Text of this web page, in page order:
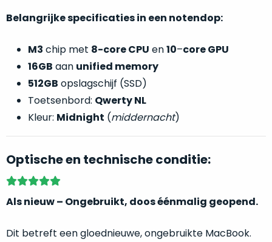
Belangrijke specificaties in een notendop:
M3 chip met 8-core CPU en10–core GPU
16GB aan unified memory
512GB opslagschijf (SSD)
Toetsenbord: Qwerty NL
Kleur: Midnight (middernacht)
Optische en technische conditie:
Als nieuw – Ongebruikt, doos éénmalig geopend.
Dit betreft een gloednieuwe, ongebruikte MacBook.
Als
nieuw
–
nauwelijks
gebruikt,
maximaal
voordeel.
product
gebruiksdoel
geschikt
is.
Op
basis
je
hier
onze
labels.
Onze